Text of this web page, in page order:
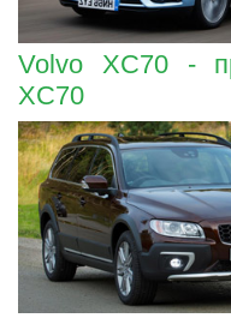
Volvo XC70 -
XC70